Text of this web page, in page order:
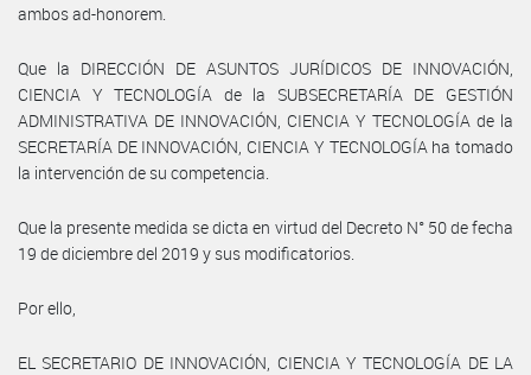
ambos ad-honorem.
Que la DIRECCIÓN DE ASUNTOS JURÍDICOS DE INNOVACIÓN,
CIENCIA Y TECNOLOGÍA de la SUBSECRETARÍA DE GESTIÓN
ADMINISTRATIVA DE INNOVACIÓN, CIENCIA Y TECNOLOGÍA de la
SECRETARÍA DE INNOVACIÓN, CIENCIA Y TECNOLOGÍA ha tomado
la intervención de su competencia.
Que la presente medida se dicta en virtud del Decreto N° 50 de fecha
19 de diciembre del 2019 y sus modificatorios.
Por ello,
EL SECRETARIO DE INNOVACIÓN, CIENCIA Y TECNOLOGÍA DE LA